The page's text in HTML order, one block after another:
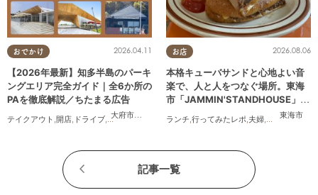
おでかけ
大府市
,阿久比町,美浜町
2026.04.11
【2026年最新】知多半島のパーキ
ングエリア完全ガイド｜全6か所の
PAを徹底解説／ちたまる広告
テイクアウト ,開店, ドライブ,観光, ちたまる広告, 夫婦,家族,カップル,おひとりさま,友人
お店
東海市
2026.08.06
本格キューバサンドと心地よい音
楽で、人と人をつなぐ場所。東海
市「JAMMIN'STANDHOUSE」に
行ってみた
ランチ,行ってみたレポ,夫婦,おひとりさま
記事一覧